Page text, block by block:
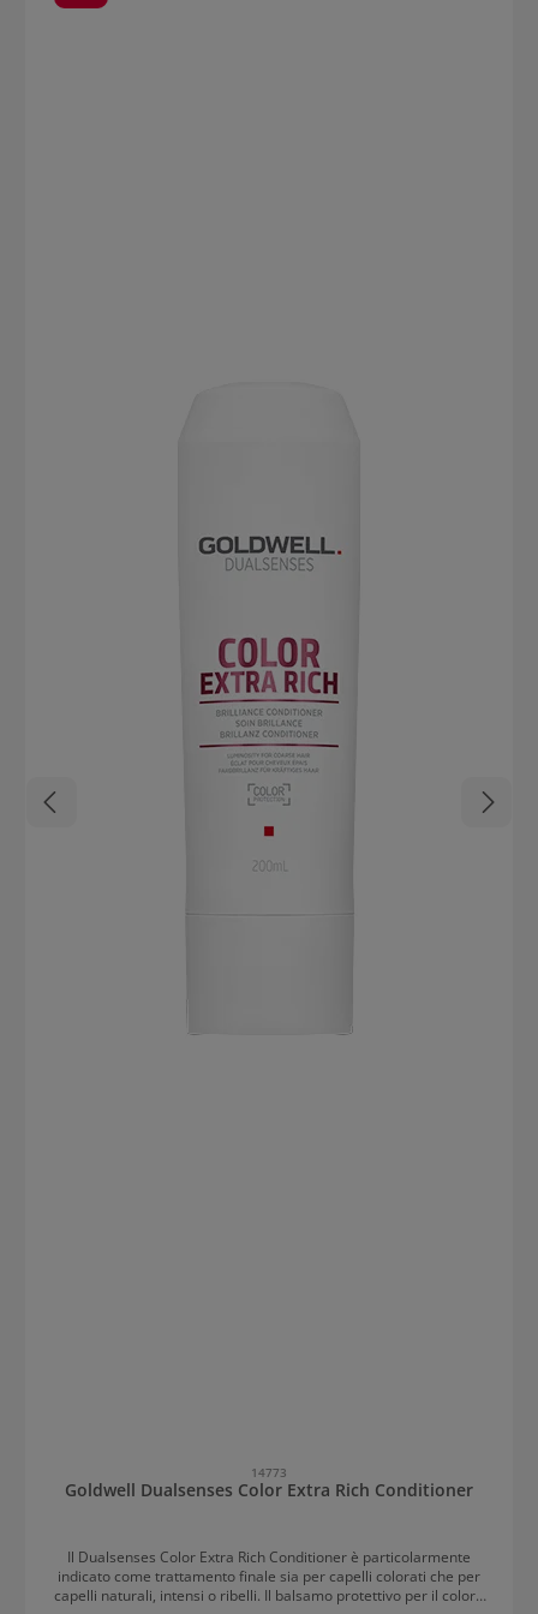
14773
Goldwell Dualsenses Color Extra Rich Conditioner
Il Dualsenses Color Extra Rich Conditioner è particolarmente
indicato come trattamento finale sia per capelli colorati che per
capelli naturali, intensi o ribelli. Il balsamo protettivo per il colore